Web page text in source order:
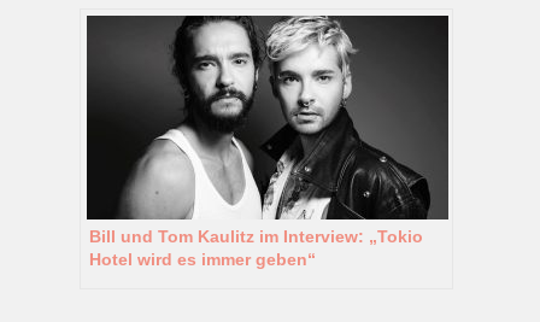
Bill und Tom Kaulitz im Interview: „Tokio
Hotel wird es immer geben“